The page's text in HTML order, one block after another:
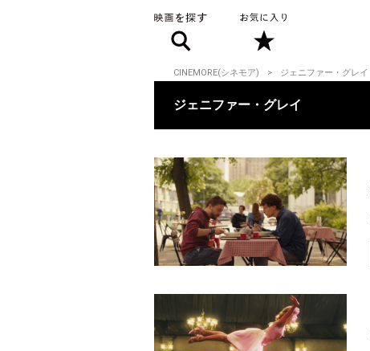
CINEMORE(シネモア) ジェニファー・グレイ
ジェニファー・グレイ